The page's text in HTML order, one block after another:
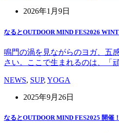
2026年1月9日
なるとOUTDOOR MIND FES2026
鳴門の渦を見ながらのヨガ、五
さい。ここで生まれるのは、「
NEWS, SUP, YOGA
2025年9月26日
なるとOUTDOOR MIND FES2025 開催